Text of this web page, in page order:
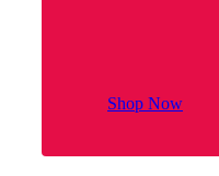
Shop Now